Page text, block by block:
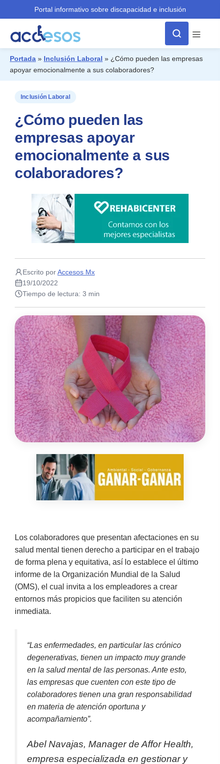
Portal informativo sobre discapacidad e inclusión
Menú
¿Qué buscas?
Portada » Inclusión Laboral » ¿Cómo pueden las empresas
apoyar emocionalmente a sus colaboradores?
Inclusión Laboral
¿Cómo pueden las
empresas apoyar
emocionalmente a sus
colaboradores?
Escrito porAccesos Mx
19/10/2022
Tiempo de lectura: 3 min
Los colaboradores que presentan afectaciones en su
salud mental tienen derecho a participar en el trabajo
de forma plena y equitativa, así lo establece el último
informe de la Organización Mundial de la Salud
(OMS), el cual invita a los empleadores a crear
entornos más propicios que faciliten su atención
inmediata.
“Las enfermedades, en particular las crónico
degenerativas, tienen un impacto muy grande
en la salud mental de las personas. Ante esto,
las empresas que cuenten con este tipo de
colaboradores tienen una gran responsabilidad
en materia de atención oportuna y
acompañamiento”.
Abel Navajas, Manager de Affor Health,
empresa especializada en gestionar y